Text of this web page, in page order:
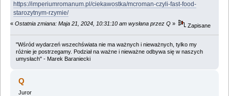
https://imperiumromanum.pl/ciekawostka/mcroman-czyli-fast-food-
starozytnym-rzymie/
« Ostatnia zmiana: Maja 21, 2024, 10:31:10 am wysłana przez Q » Zapisane
"Wśród wydarzeń wszechświata nie ma ważnych i nieważnych, tylko my
różnie je postrzegamy. Podział na ważne i nieważne odbywa się w naszych
umysłach" - Marek Baraniecki
Q
Juror